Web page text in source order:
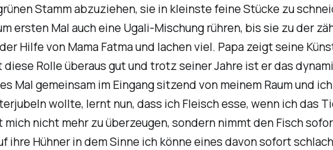
Stamm abzuziehen, sie in kleinste feine Stücke zu
ersten Mal auch eine Ugali-Mischung rühren, bis sie zu der
Hilfe von Mama Fatma und lachen viel. Papa zeigt seine
Rolle überaus gut und trotz seiner Jahre ist er das
Mal gemeinsam im Eingang sitzend von meinem Raum und
wollte, lernt nun, dass ich Fleisch esse, wenn ich das
nicht mehr zu überzeugen, sondern nimmt den Fisch
Hühner in dem Sinne ich könne eines davon sofort